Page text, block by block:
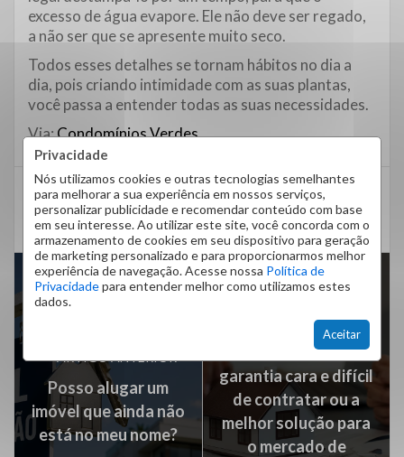
Privacidade
Nós utilizamos cookies e outras tecnologias semelhantes
para melhorar a sua experiência em nossos serviços,
personalizar publicidade e recomendar conteúdo com base
em seu interesse. Ao utilizar este site, você concorda com o
armazenamento de cookies em seu dispositivo para geração
de marketing personalizado e para proporcionarmos melhor
experiência de navegação. Acesse nossa Política de
Privacidadepara entender melhor como utilizamos estes
dados.
Aceitar
excesso de água evapore. Ele não deve ser regado,
a não ser que se apresente muito seco.
Todos esses detalhes se tornam hábitos no dia a
dia, pois criando intimidade com as suas plantas,
você passa a entender todas as suas necessidades.
Via:Condomínios Verdes
condominio residencial condomínios dicas
jardins plantas terrários
ARTIGO ANTERIOR
Posso alugar um
imóvel que ainda não
está no meu nome?
PRÓXIMO ARTIGO
Seguro Fiança:
garantia cara e difícil
de contratar ou a
melhor solução para
o mercado de